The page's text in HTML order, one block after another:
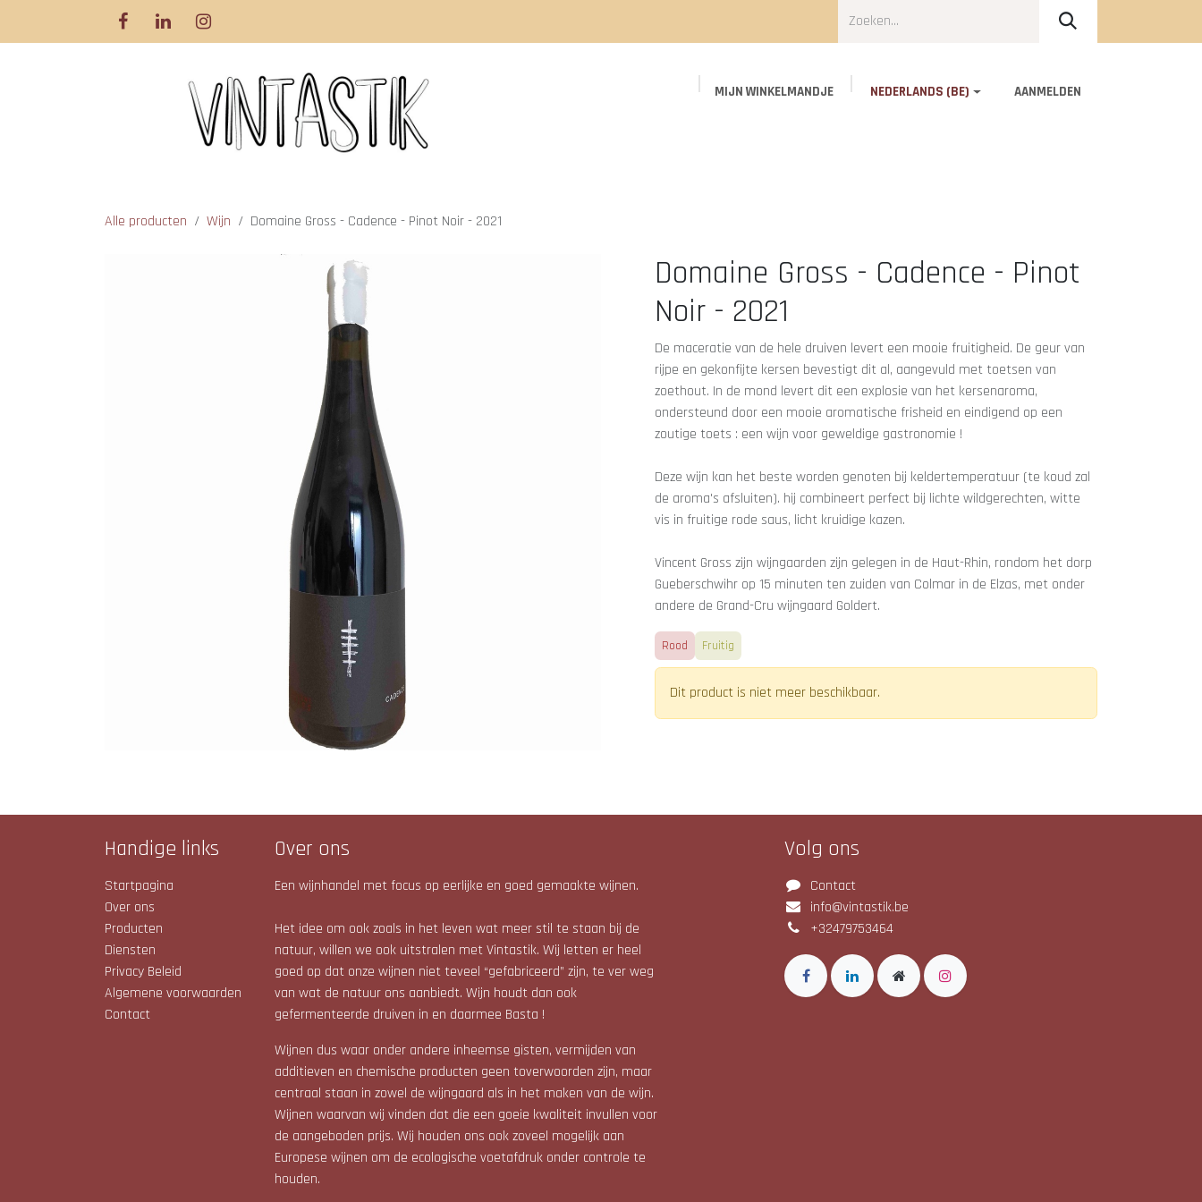
Overslaan naar inhoud
MIJN WINKELMANDJE NEDERLANDS (BE) AANMELDEN
Alle producten Wijn Domaine Gross - Cadence - Pinot Noir - 2021
Domaine Gross - Cadence - Pinot
Noir - 2021
De maceratie van de hele druiven levert een mooie fruitigheid. De geur van
rijpe en gekonfijte kersen bevestigt dit al, aangevuld met toetsen van
zoethout. In de mond levert dit een explosie van het kersenaroma,
ondersteund door een mooie aromatische frisheid en eindigend op een
zoutige toets : een wijn voor geweldige gastronomie !
Deze wijn kan het beste worden genoten bij keldertemperatuur (te koud zal
de aroma's afsluiten). hij combineert perfect bij lichte wildgerechten, witte
vis in fruitige rode saus, licht kruidige kazen.
Vincent Gross zijn wijngaarden zijn gelegen in de Haut-Rhin, rondom het dorp
Gueberschwihr op 15 minuten ten zuiden van Colmar in de Elzas, met onder
andere de Grand-Cru wijngaard Goldert.
Rood Fruitig
Dit product is niet meer beschikbaar.
Handige links
Startpagina
Over ons
Producten
Diensten
Privacy Beleid
Algemene voorwaarden
Contact
Over ons
Een wijnhandel met focus op eerlijke en goed gemaakte wijnen.
Het idee om ook zoals in het leven wat meer stil te staan bij de
natuur, willen we ook uitstralen met Vintastik. Wij letten er heel
goed op dat onze wijnen niet teveel “gefabriceerd” zijn, te ver weg
van wat de natuur ons aanbiedt. Wijn houdt dan ook
gefermenteerde druiven in en daarmee Basta !
Wijnen dus waar onder andere inheemse gisten, vermijden van
additieven en chemische producten geen toverwoorden zijn, maar
centraal staan in zowel de wijngaard als in het maken van de wijn.
Wijnen waarvan wij vinden dat die een goeie kwaliteit invullen voor
de aangeboden prijs. Wij houden ons ook zoveel mogelijk aan
Europese wijnen om de ecologische voetafdruk onder controle te
houden.
Volg ons
Contact
info@vintastik.be
+32479753464